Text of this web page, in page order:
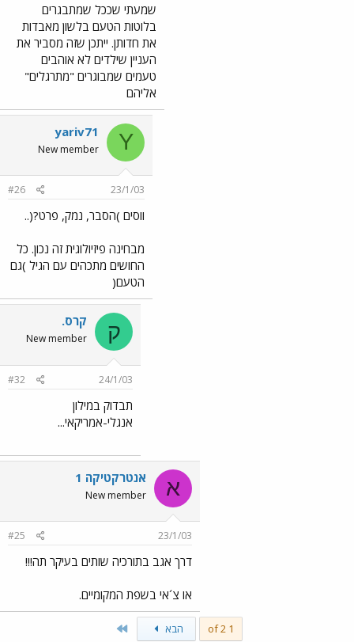
שמעתי שככל שמתבגרים
בלוטות הטעם בלשון מאבדות
את חדותן. ייתכן שזה מסביר את
העניין שילדים לא אוהבים
טעמים שמבוגרים "מתרגלים"
אליהם
Y
yariv71
New member
23/1/03
#26
ווסים )הסבר, נמק, פרט?(..
מבחינה פיזיולוגית זה נכון. כל
החושים מתכהים עם הגיל )גם
הטעם(
ק קרס.
New member
24/1/03
#32
תבדוק במילון
אנגלי-אמריקאי...
א אנטרקטיקה 1
New member
23/1/03
#25
דרך אגב בתורכיה שותים בעיקר תה!!!
או צ´אי בשפת המקומיים.
1 of 2 הבא